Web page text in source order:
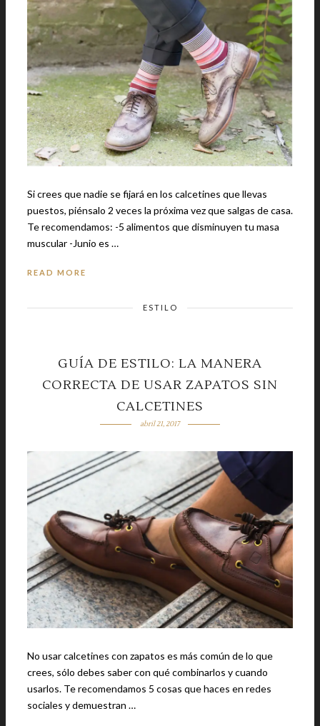
Si crees que nadie se fijará en los calcetines que llevas
puestos, piénsalo 2 veces la próxima vez que salgas de casa.
Te recomendamos: -5 alimentos que disminuyen tu masa
muscular -Junio es …
READ MORE
ESTILO
GUÍA DE ESTILO: LA MANERA
CORRECTA DE USAR ZAPATOS SIN
CALCETINES
abril 21, 2017
No usar calcetines con zapatos es más común de lo que
crees, sólo debes saber con qué combinarlos y cuando
usarlos. Te recomendamos 5 cosas que haces en redes
sociales y demuestran …